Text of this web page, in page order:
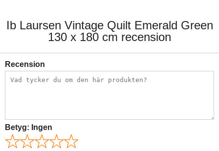
Ib Laursen Vintage Quilt Emerald Green
130 x 180 cm recension
Recension
Betyg: Ingen